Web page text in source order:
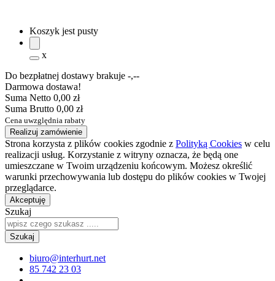
Koszyk jest pusty
x
Do bezpłatnej dostawy brakuje -,--
Darmowa dostawa!
Suma Netto 0,00 zł
Suma Brutto 0,00 zł
Cena uwzględnia rabaty
Realizuj zamówienie
Strona korzysta z plików cookies zgodnie z Polityką Cookies w celu
realizacji usług. Korzystanie z witryny oznacza, że będą one
umieszczane w Twoim urządzeniu końcowym. Możesz określić
warunki przechowywania lub dostępu do plików cookies w Twojej
przeglądarce.
Akceptuję
Szukaj
biuro@interhurt.net
85 742 23 03